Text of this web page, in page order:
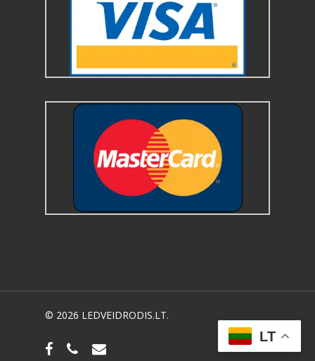
© 2026 LEDVEIDRODIS.LT.
facebookphoneemail
LT